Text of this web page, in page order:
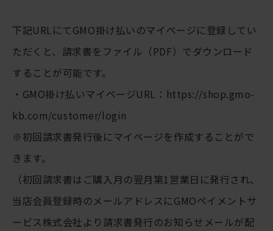
下記URLにてGMO掛け払いのマイページに登録してい
ただくと、請求書をファイル（PDF）でダウンロード
することが可能です。
・GMO掛け払いマイページURL： https://shop.gmo-
kb.com/customer/login
※初回請求書発行後にマイページを作成することがで
きます。
（初回請求書はご購入月の翌月第1営業日に発行され、
当店会員登録時のメールアドレスにGMOペイメントサ
ービス株式会社より請求書発行のお知らせメールが配